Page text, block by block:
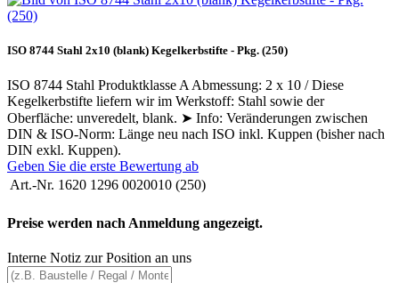
ISO 8744 Stahl 2x10 (blank) Kegelkerbstifte - Pkg. (250)
ISO 8744 Stahl Produktklasse A Abmessung: 2 x 10 / Diese
Kegelkerbstifte liefern wir im Werkstoff: Stahl sowie der
Oberfläche: unveredelt, blank. ➤ Info: Veränderungen zwischen
DIN & ISO-Norm: Länge neu nach ISO inkl. Kuppen (bisher nach
DIN exkl. Kuppen).
Geben Sie die erste Bewertung ab
Art.-Nr. 1620 1296 0020010 (250)
Preise werden nach Anmeldung angezeigt.
Interne Notiz zur Position an uns